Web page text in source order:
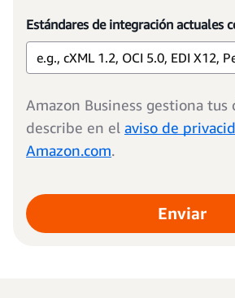
Estándares de integración actuales
Amazon Business gestiona tus
describe en el aviso de
Amazon.com.
Enviar